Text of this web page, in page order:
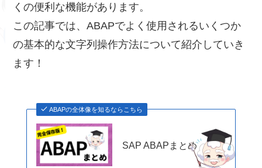
くの便利な機能があります。
この記事では、ABAPでよく使用されるいくつか
の基本的な文字列操作方法について紹介していき
ます！
ABAPの全体像を知るならこちら
SAP ABAPまとめ